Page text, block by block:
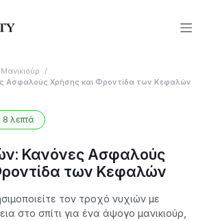
Μανικιούρ
Ασφαλούς Χρήσης και Φροντίδα των Κεφαλών
λεπτά
Κανόνες Ασφαλούς
των Κεφαλών
τον τροχό νυχιών με
στο σπίτι για ένα άψογο μανικιούρ,